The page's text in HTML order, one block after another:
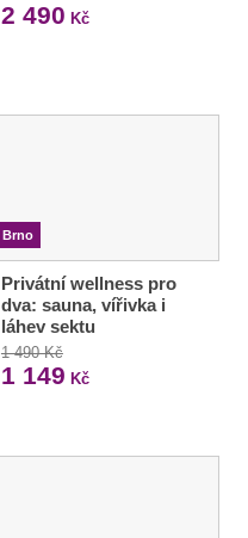
2 490 Kč
Brno
Privátní wellness pro
dva: sauna, vířivka i
láhev sektu
1 490 Kč
1 149 Kč